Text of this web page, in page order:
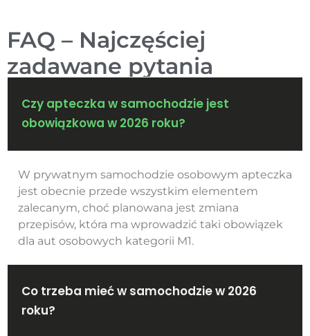
FAQ – Najczęściej
zadawane pytania
Czy apteczka w samochodzie jest
obowiązkowa w 2026 roku?
W prywatnym samochodzie osobowym apteczka
jest obecnie przede wszystkim elementem
zalecanym, choć planowana jest zmiana
przepisów, która ma wprowadzić taki obowiązek
dla aut osobowych kategorii M1.
Co trzeba mieć w samochodzie w 2026
roku?